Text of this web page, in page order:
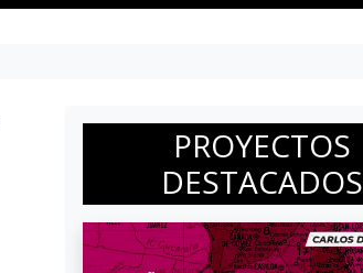
PROYECTOS
DESTACADOS